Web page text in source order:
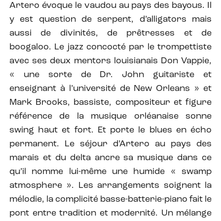
Artero évoque le vaudou au pays des bayous. Il
y est question de serpent, d’alligators mais
aussi de divinités, de prêtresses et de
boogaloo. Le jazz concocté par le trompettiste
avec ses deux mentors louisianais Don Vappie,
« une sorte de Dr. John guitariste et
enseignant à l’université de New Orleans » et
Mark Brooks, bassiste, compositeur et figure
référence de la musique orléanaise sonne
swing haut et fort. Et porte le blues en écho
permanent. Le séjour d’Artero au pays des
marais et du delta ancre sa musique dans ce
qu’il nomme lui-même une humide « swamp
atmosphere ». Les arrangements soignent la
mélodie, la complicité basse-batterie-piano fait le
pont entre tradition et modernité. Un mélange